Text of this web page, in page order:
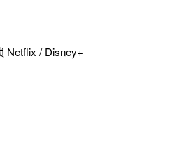
Netflix / Disney+